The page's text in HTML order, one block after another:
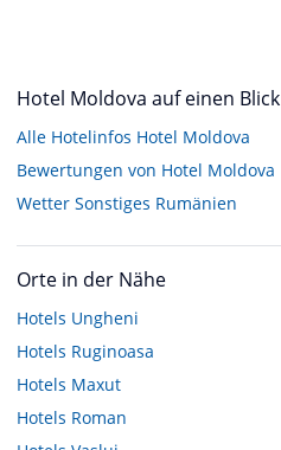
Hotel Moldova auf einen Blick
Alle Hotelinfos Hotel Moldova
Bewertungen von Hotel Moldova
Wetter Sonstiges Rumänien
Orte in der Nähe
Hotels Ungheni
Hotels Ruginoasa
Hotels Maxut
Hotels Roman